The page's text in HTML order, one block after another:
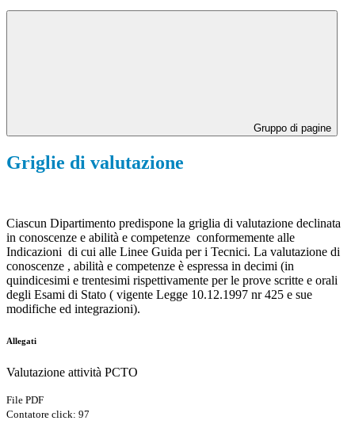
Gruppo di pagine
Griglie di valutazione
Ciascun Dipartimento predispone la griglia di valutazione declinata
in conoscenze e abilità e competenze conformemente alle
Indicazioni di cui alle Linee Guida per i Tecnici. La valutazione di
conoscenze , abilità e competenze è espressa in decimi (in
quindicesimi e trentesimi rispettivamente per le prove scritte e orali
degli Esami di Stato ( vigente Legge 10.12.1997 nr 425 e sue
modifiche ed integrazioni).
Allegati
Valutazione attività PCTO
File PDF
Contatore click: 97